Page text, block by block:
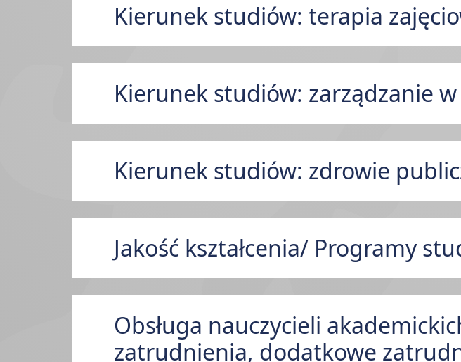
Kierunek studiów: terapia
Kierunek studiów: zarządzanie
Kierunek studiów: zdrowie
Jakość kształcenia/ Programy
Obsługa nauczycieli
zatrudnienia, dodatkowe